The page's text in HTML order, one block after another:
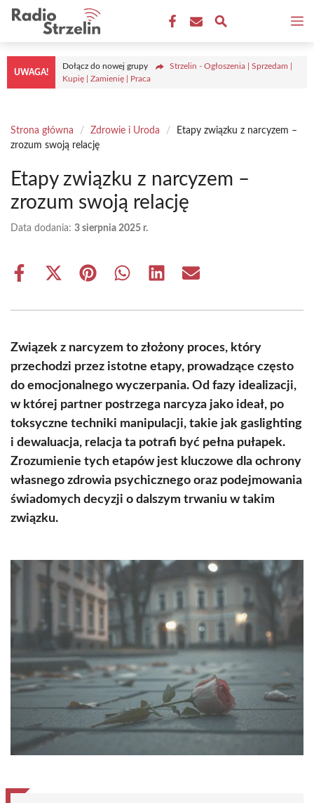
Przejdź
treści
UWAGA!
Dołącz do nowej grupy
Strzelin - Ogłoszenia | Sprzedam |
Kupię | Zamienię | Praca
Strona główna / Zdrowie i Uroda /
Etapy związku z narcyzem –
zrozum swoją relację
Etapy związku z narcyzem –
zrozum swoją relację
Data dodania: 3 sierpnia 2025 r.
Share
Share
(Twitter)
Share Share Share Share
Związek z narcyzem to złożony proces, który
przechodzi przez istotne etapy, prowadzące często
do emocjonalnego wyczerpania. Od fazy idealizacji,
w której partner postrzega narcyza jako ideał, po
toksyczne techniki manipulacji, takie jak gaslighting
i dewaluacja, relacja ta potrafi być pełna pułapek.
Zrozumienie tych etapów jest kluczowe dla ochrony
własnego zdrowia psychicznego oraz podejmowania
świadomych decyzji o dalszym trwaniu w takim
związku.